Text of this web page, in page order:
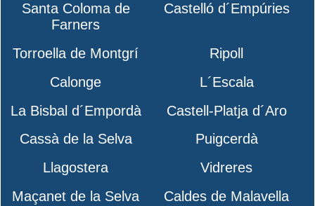
Santa Coloma de
Farners
Castelló d´Empúries
Torroella de Montgrí
Ripoll
Calonge
L´Escala
La Bisbal d´Empordà
Castell-Platja d´Aro
Cassà de la Selva
Puigcerdà
Llagostera
Vidreres
Maçanet de la Selva
Caldes de Malavella